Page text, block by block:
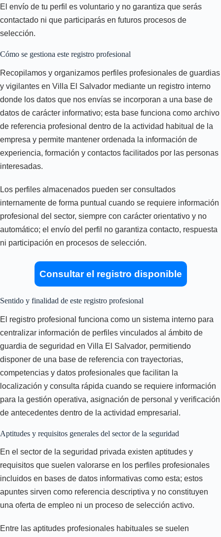
El envío de tu perfil es voluntario y no garantiza que serás
contactado ni que participarás en futuros procesos de
selección.
Cómo se gestiona este registro profesional
Recopilamos y organizamos perfiles profesionales de guardias
y vigilantes en Villa El Salvador mediante un registro interno
donde los datos que nos envías se incorporan a una base de
datos de carácter informativo; esta base funciona como archivo
de referencia profesional dentro de la actividad habitual de la
empresa y permite mantener ordenada la información de
experiencia, formación y contactos facilitados por las personas
interesadas.
Los perfiles almacenados pueden ser consultados
internamente de forma puntual cuando se requiere información
profesional del sector, siempre con carácter orientativo y no
automático; el envío del perfil no garantiza contacto, respuesta
ni participación en procesos de selección.
Consultar el registro disponible
Sentido y finalidad de este registro profesional
El registro profesional funciona como un sistema interno para
centralizar información de perfiles vinculados al ámbito de
guardia de seguridad en Villa El Salvador, permitiendo
disponer de una base de referencia con trayectorias,
competencias y datos profesionales que facilitan la
localización y consulta rápida cuando se requiere información
para la gestión operativa, asignación de personal y verificación
de antecedentes dentro de la actividad empresarial.
Aptitudes y requisitos generales del sector de la seguridad
En el sector de la seguridad privada existen aptitudes y
requisitos que suelen valorarse en los perfiles profesionales
incluidos en bases de datos informativas como esta; estos
apuntes sirven como referencia descriptiva y no constituyen
una oferta de empleo ni un proceso de selección activo.
Entre las aptitudes profesionales habituales se suelen